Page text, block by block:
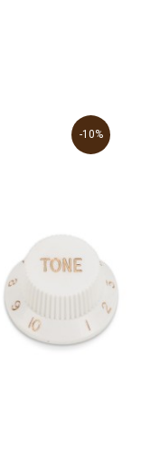
-10%